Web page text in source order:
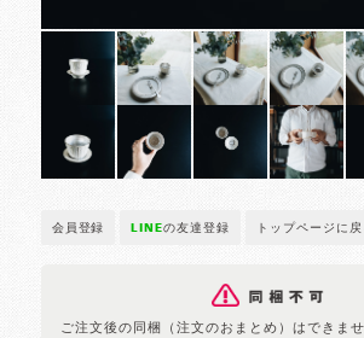
会員登録 LINEの友達登録 トップページに戻
ご注文後の同梱（注文のおまとめ）はできま